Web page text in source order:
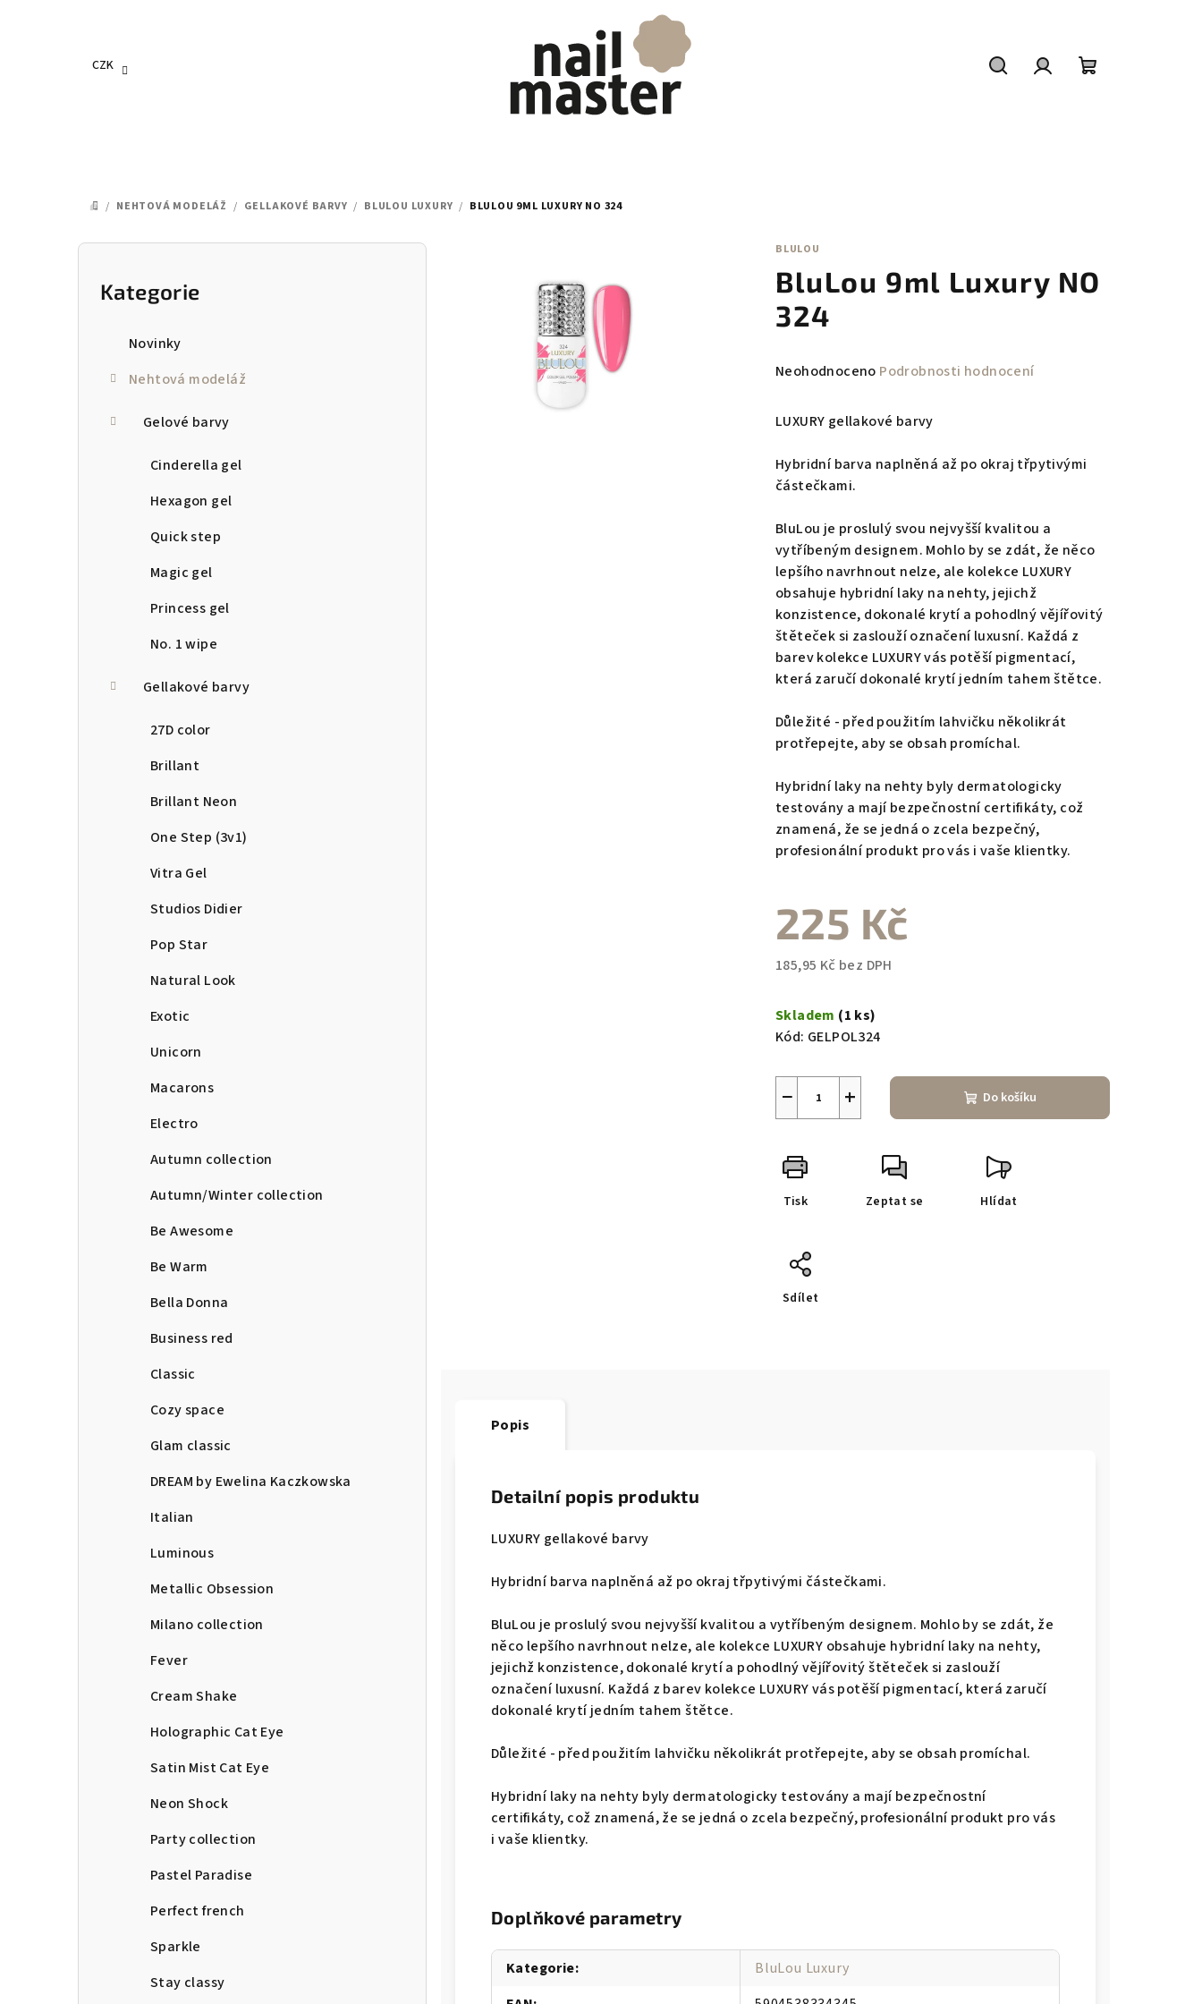
CZK
DOMŮ
/ NEHTOVÁ MODELÁŽ / GELLAKOVÉ BARVY / BLULOU LUXURY / BLULOU 9ML LUXURY NO 324
P
Přeskočit
kategorie
Kategorie
Novinky
Nehtová modeláž
Gelové barvy
Cinderella gel
Hexagon gel
Quick step
Magic gel
Princess gel
No. 1 wipe
Gellakové barvy
27D color
Brillant
Brillant Neon
One Step (3v1)
Vitra Gel
Studios Didier
Pop Star
Natural Look
Exotic
Unicorn
Macarons
Electro
Autumn collection
Autumn/Winter collection
Be Awesome
Be Warm
Bella Donna
Business red
Classic
Cozy space
Glam classic
DREAM by Ewelina Kaczkowska
Italian
Luminous
Metallic Obsession
Milano collection
Fever
Cream Shake
Holographic Cat Eye
Satin Mist Cat Eye
Neon Shock
Party collection
Pastel Paradise
Perfect french
Sparkle
Stay classy
BLULOU
BluLou 9ml Luxury NO
324
Průměrné
produktu
0,0
z
hvězdiček.
Neohodnoceno Podrobnosti hodnocení
LUXURY gellakové barvy
Hybridní barva naplněná až po okraj třpytivými
částečkami.
BluLou je proslulý svou nejvyšší kvalitou a
vytříbeným designem. Mohlo by se zdát, že něco
lepšího navrhnout nelze, ale kolekce LUXURY
obsahuje hybridní laky na nehty, jejichž
konzistence, dokonalé krytí a pohodlný vějířovitý
štěteček si zaslouží označení luxusní. Každá z
barev kolekce LUXURY vás potěší pigmentací,
která zaručí dokonalé krytí jedním tahem štětce.
Důležité - před použitím lahvičku několikrát
protřepejte, aby se obsah promíchal.
Hybridní laky na nehty byly dermatologicky
testovány a mají bezpečnostní certifikáty, což
znamená, že se jedná o zcela bezpečný,
profesionální produkt pro vás i vaše klientky.
225 Kč
185,95 Kč bez DPH
cena:
Skladem (1 ks)
Kód: GELPOL324
+
− Do košíku
Tisk Zeptat se Hlídat
Sdílet
Popis
Detailní popis produktu
LUXURY gellakové barvy
Hybridní barva naplněná až po okraj třpytivými částečkami.
BluLou je proslulý svou nejvyšší kvalitou a vytříbeným designem. Mohlo by se zdát, že
něco lepšího navrhnout nelze, ale kolekce LUXURY obsahuje hybridní laky na nehty,
jejichž konzistence, dokonalé krytí a pohodlný vějířovitý štěteček si zaslouží
označení luxusní. Každá z barev kolekce LUXURY vás potěší pigmentací, která zaručí
dokonalé krytí jedním tahem štětce.
Důležité - před použitím lahvičku několikrát protřepejte, aby se obsah promíchal.
Hybridní laky na nehty byly dermatologicky testovány a mají bezpečnostní
certifikáty, což znamená, že se jedná o zcela bezpečný, profesionální produkt pro vás
i vaše klientky.
Doplňkové parametry
Kategorie:
BluLou Luxury